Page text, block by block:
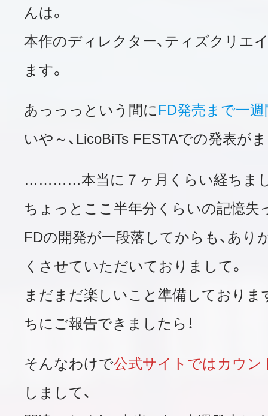
んは。
本作のディレクター、ティズクリエ
ます。
あっっっという間に FD発売まで一週
いや～、LicoBiTs FESTAでの発表
…………本当に７ヶ月くらい経ちま
ちょっとここ半年分くらいの記憶失
FDの開発が一段落してからも、あり
くさせていただいておりまして。
まだまだ楽しいこと準備しておりま
ちにご報告できましたら！
そんなわけで公式サイトではカウ
しまして、